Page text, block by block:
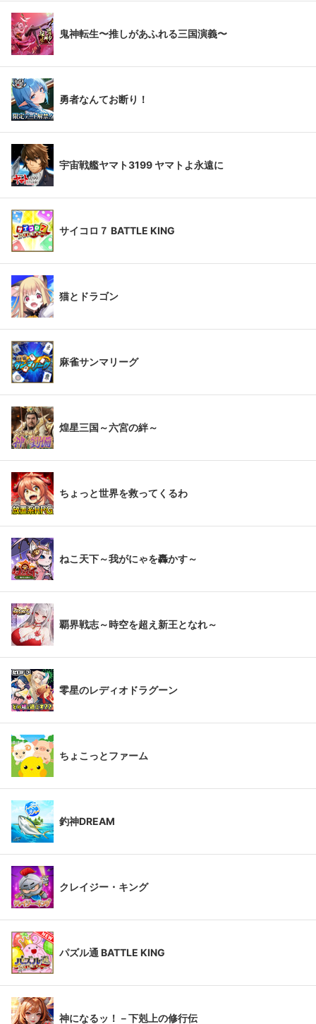
鬼神転生〜推しがあふれる三国演義〜
勇者なんてお断り！
宇宙戦艦ヤマト3199 ヤマトよ永遠に
サイコロ７ BATTLE KING
猫とドラゴン
麻雀サンマリーグ
煌星三国～六宮の絆～
ちょっと世界を救ってくるわ
ねこ天下～我がにゃを轟かす～
覇界戦志～時空を超え新王となれ～
零星のレディオドラグーン
ちょこっとファーム
釣神DREAM
クレイジー・キング
パズル通 BATTLE KING
神になるッ！－下剋上の修行伝